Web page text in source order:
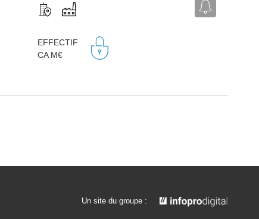
EFFECTIF
CA M€
Un site du groupe :